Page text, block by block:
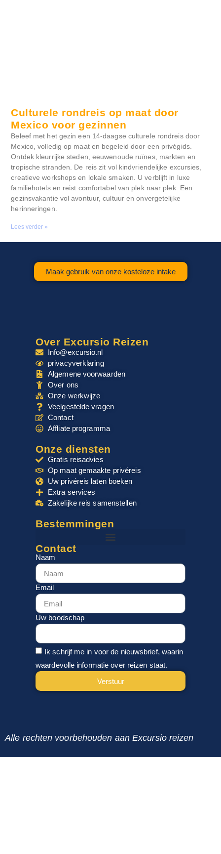
Culturele rondreis op maat door
Mexico voor gezinnen
Beleef met het gezin een 14-daagse culturele rondreis door
Mexico, volledig op maat en begeleid door een privégids.
Ontdek kleurrijke steden, eeuwenoude ruïnes, markten en
tropische stranden. De reis zit vol kindvriendelijke excursies,
creatieve workshops en lokale smaken. U verblijft in luxe
familiehotels en reist comfortabel van plek naar plek. Een
gezinsvakantie vol avontuur, cultuur en onvergetelijke
herinneringen.
Lees verder »
Maak gebruik van onze kosteloze intake
Over Excursio Reizen
Info@excursio.nl
privacyverklaring
Algemene voorwaarden
Over ons
Onze werkwijze
Veelgestelde vragen
Contact
Affliate programma
Onze diensten
Gratis reisadvies
Op maat gemaakte privéreis
Uw privéreis laten boeken
Extra services
Zakelijke reis samenstellen
Bestemmingen
Contact
Naam
Email
Uw boodschap
Ik schrijf me in voor de nieuwsbrief, waarin
waardevolle informatie over reizen staat.
Verstuur
Alle rechten voorbehouden aan Excursio reizen